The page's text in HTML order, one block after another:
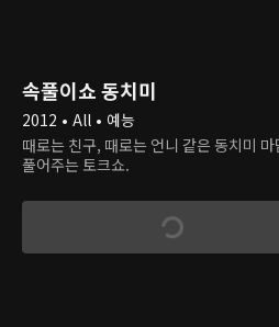
속풀이쇼 동치미
2012 • All • 예능
때로는 친구, 때로는 언니 같은 동치미
풀어주는 토크쇼.